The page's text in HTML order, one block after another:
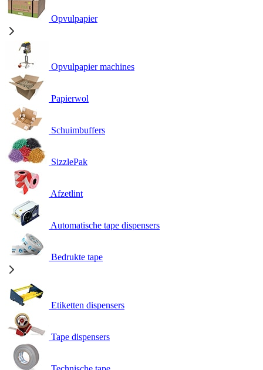
Opvulpapier
Opvulpapier machines
Papierwol
Schuimbuffers
SizzlePak
Afzetlint
Automatische tape dispensers
Bedrukte tape
Etiketten dispensers
Tape dispensers